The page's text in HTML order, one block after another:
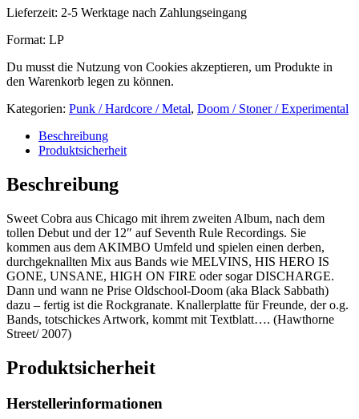
Lieferzeit: 2-5 Werktage nach Zahlungseingang
Format: LP
Du musst die Nutzung von Cookies akzeptieren, um Produkte in
den Warenkorb legen zu können.
Kategorien: Punk / Hardcore / Metal, Doom / Stoner / Experimental
Beschreibung
Produktsicherheit
Beschreibung
Sweet Cobra aus Chicago mit ihrem zweiten Album, nach dem
tollen Debut und der 12″ auf Seventh Rule Recordings. Sie
kommen aus dem AKIMBO Umfeld und spielen einen derben,
durchgeknallten Mix aus Bands wie MELVINS, HIS HERO IS
GONE, UNSANE, HIGH ON FIRE oder sogar DISCHARGE.
Dann und wann ne Prise Oldschool-Doom (aka Black Sabbath)
dazu – fertig ist die Rockgranate. Knallerplatte für Freunde, der o.g.
Bands, totschickes Artwork, kommt mit Textblatt…. (Hawthorne
Street/ 2007)
Produktsicherheit
Herstellerinformationen